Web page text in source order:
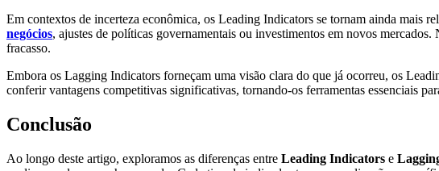
Em contextos de incerteza econômica, os Leading Indicators se tornam ainda mais
negócios, ajustes de políticas governamentais ou investimentos em novos
fracasso.
Embora os Lagging Indicators forneçam uma visão clara do que já ocorreu, os
conferir vantagens competitivas significativas, tornando-os ferramentas essenciais
Conclusão
Ao longo deste artigo, exploramos as diferenças entre Leading Indicators e